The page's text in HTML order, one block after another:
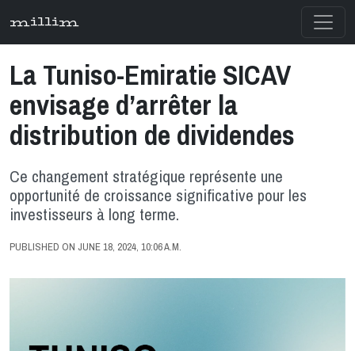
millim
La Tuniso-Emiratie SICAV
envisage d’arrêter la
distribution de dividendes
Ce changement stratégique représente une
opportunité de croissance significative pour les
investisseurs à long terme.
PUBLISHED ON JUNE 18, 2024, 10:06 A.M.